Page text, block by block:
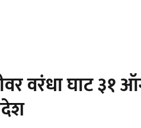
वरंधा घाट ३१